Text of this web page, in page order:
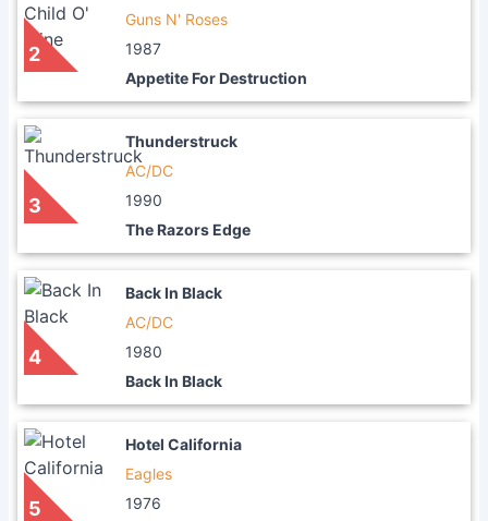
2
Guns N' Roses
1987
Appetite For Destruction
3
Thunderstruck
AC/DC
1990
The Razors Edge
4
Back In Black
AC/DC
1980
Back In Black
5
Hotel California
Eagles
1976